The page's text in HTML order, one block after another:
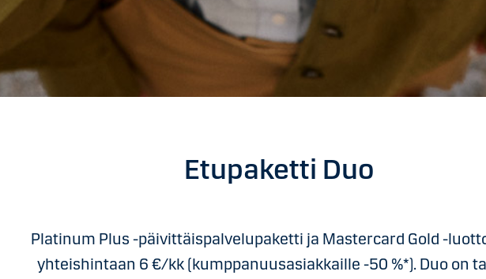
Etupaketti Duo
Platinum Plus -päivittäispalvelupaketti ja Mastercard Gold -
yhteishintaan 6 €/kk (kumppanuusasiakkaille -50 %*). Duo on